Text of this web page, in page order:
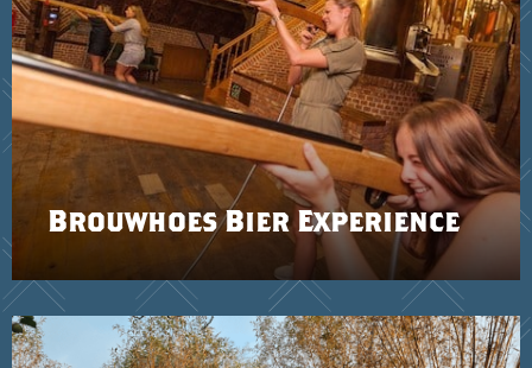
Brouwhoes Bier Experience